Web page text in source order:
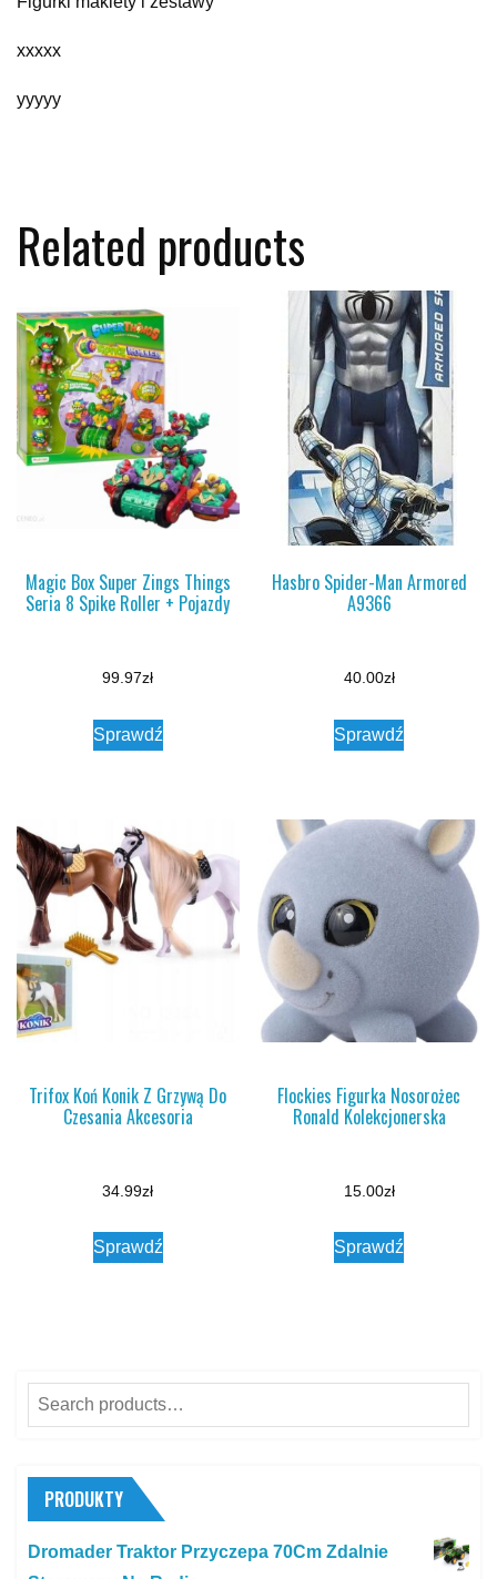
xxxxx
yyyyy
Related products
Magic Box Super Zings Things
Seria 8 Spike Roller + Pojazdy
99.97zł
Sprawdź
Hasbro Spider-Man Armored
A9366
40.00zł
Sprawdź
Trifox Koń Konik Z Grzywą Do
Czesania Akcesoria
34.99zł
Sprawdź
Flockies Figurka Nosorożec
Ronald Kolekcjonerska
15.00zł
Sprawdź
Search
for:
PRODUKTY
Dromader Traktor Przyczepa 70Cm Zdalnie